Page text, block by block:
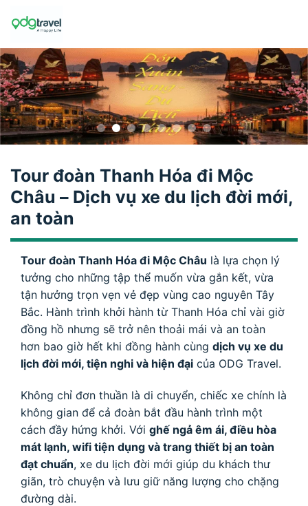
Tour đoàn Thanh Hóa đi Mộc
Châu – Dịch vụ xe du lịch đời mới,
an toàn
Tour đoàn Thanh Hóa đi Mộc Châu là lựa chọn lý
tưởng cho những tập thể muốn vừa gắn kết, vừa
tận hưởng trọn vẹn vẻ đẹp vùng cao nguyên Tây
Bắc. Hành trình khởi hành từ Thanh Hóa chỉ vài giờ
đồng hồ nhưng sẽ trở nên thoải mái và an toàn
hơn bao giờ hết khi đồng hành cùng dịch vụ xe du
lịch đời mới, tiện nghi và hiện đại của ODG Travel.
Không chỉ đơn thuần là di chuyển, chiếc xe chính là
không gian để cả đoàn bắt đầu hành trình một
cách đầy hứng khởi. Với ghế ngả êm ái, điều hòa
mát lạnh, wifi tiện dụng và trang thiết bị an toàn
đạt chuẩn, xe du lịch đời mới giúp du khách thư
giãn, trò chuyện và lưu giữ năng lượng cho chặng
đường dài.